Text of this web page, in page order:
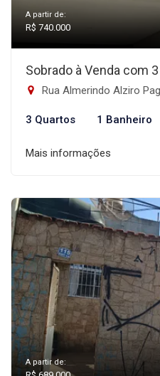
A partir de:
R$ 740.000
Sobrado à Venda com
Rua Almerindo Alziro Paganini,
3 Quartos 1 Banheiro
Mais informações
A partir de: